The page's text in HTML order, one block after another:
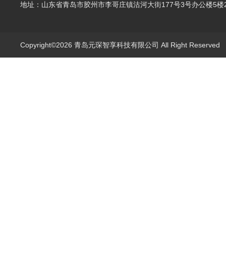
地址：山东省青岛市胶州市李哥庄镇沽河大街177号3号办公楼5楼
Copyright©2026 青岛元琛智享科技有限公司 All Right